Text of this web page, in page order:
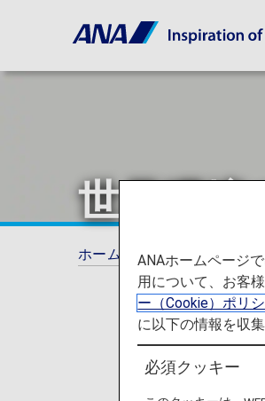
世界環境
ホーム ANAからのお知
ANAホームページ
用について、お客
ー（Cookie）ポリ
に以下の情報を収
必須クッキー